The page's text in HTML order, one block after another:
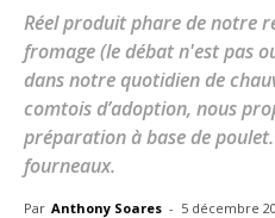
Réel produit phare de notre
fromage (le débat n'est pas
dans notre quotidien de
comtois d’adoption, nous
préparation à base de
fourneaux.
Par Anthony Soares - 5 décembre